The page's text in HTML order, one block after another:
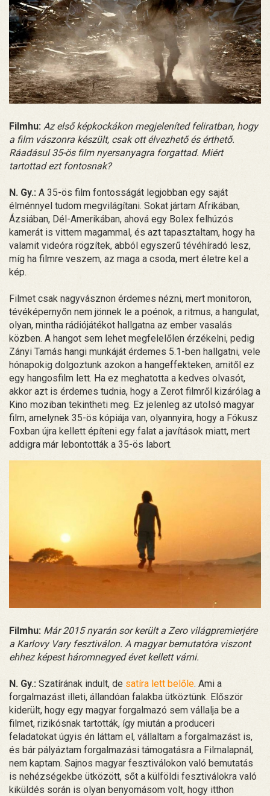
Filmhu: Az első képkockákon megjeleníted feliratban, hogy
a film vászonra készült, csak ott élvezhető és érthető.
Ráadásul 35-ös film nyersanyagra forgattad. Miért
tartottad ezt fontosnak?
N. Gy.: A 35-ös film fontosságát legjobban egy saját
élménnyel tudom megvilágítani. Sokat jártam Afrikában,
Ázsiában, Dél-Amerikában, ahová egy Bolex felhúzós
kamerát is vittem magammal, és azt tapasztaltam, hogy ha
valamit videóra rögzítek, abból egyszerű tévéhíradó lesz,
míg ha filmre veszem, az maga a csoda, mert életre kel a
kép.
Filmet csak nagyvásznon érdemes nézni, mert monitoron,
tévéképernyőn nem jönnek le a poénok, a ritmus, a hangulat,
olyan, mintha rádiójátékot hallgatna az ember vasalás
közben. A hangot sem lehet megfelelőlen érzékelni, pedig
Zányi Tamás hangi munkáját érdemes 5.1-ben hallgatni, vele
hónapokig dolgoztunk azokon a hangeffekteken, amitől ez
egy hangosfilm lett. Ha ez meghatotta a kedves olvasót,
akkor azt is érdemes tudnia, hogy a Zerot filmről kizárólag a
Kino moziban tekintheti meg. Ez jelenleg az utolsó magyar
film, amelynek 35-ös kópiája van, olyannyira, hogy a Fókusz
Foxban újra kellett építeni egy falat a javítások miatt, mert
addigra már lebontották a 35-ös labort.
Filmhu: Már 2015 nyarán sor került a Zero világpremierjére
a Karlovy Vary fesztiválon. A magyar bemutatóra viszont
ehhez képest háromnegyed évet kellett várni.
N. Gy.: Szatírának indult, de satíra lett belőle. Ami a
forgalmazást illeti, állandóan falakba ütköztünk. Először
kiderült, hogy egy magyar forgalmazó sem vállalja be a
filmet, rizikósnak tartották, így miután a produceri
feladatokat úgyis én láttam el, vállaltam a forgalmazást is,
és bár pályáztam forgalmazási támogatásra a Filmalapnál,
nem kaptam. Sajnos magyar fesztiválokon való bemutatás
is nehézségekbe ütközött, sőt a külföldi fesztiválokra való
kiküldés során is olyan benyomásom volt, hogy itthon